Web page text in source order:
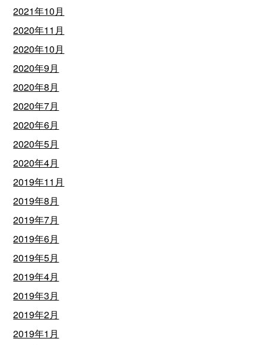
2021年10月
2020年11月
2020年10月
2020年9月
2020年8月
2020年7月
2020年6月
2020年5月
2020年4月
2019年11月
2019年8月
2019年7月
2019年6月
2019年5月
2019年4月
2019年3月
2019年2月
2019年1月